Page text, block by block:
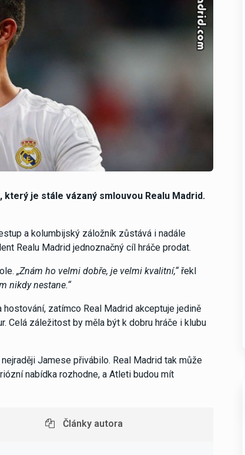
je stále vázaný smlouvou Realu Madrid.
a kolumbijský záložník zůstává i nadále
Realu Madrid jednoznačný cíl hráče prodat.
„Znám ho velmi dobře, je velmi kvalitní,“ řekl
nikdy nestane.“
zatímco Real Madrid akceptuje jedině
Celá záležitost by měla být k dobru hráče i klubu
Jamese přivábilo. Real Madrid tak může
nabídka rozhodne, a Atleti budou mít
Články autora